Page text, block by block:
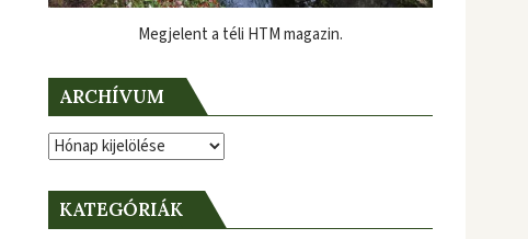
Megjelent a téli HTM magazin.
ARCHÍVUM
Archívum
KATEGÓRIÁK